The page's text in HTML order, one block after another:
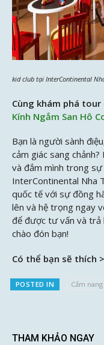
kid club tại InterContinental
Cùng khám phá tour
Kính Ngắm San Hô
Bạn là người sành
cảm giác sang
và đắm mình trong
InterContinental Nha
quốc tế với sự đồng
lên và hệ trọng ngay
để được tư vấn và
chào đón bạn!
Có thể bạn sẽ thích
POSTED IN Cẩm
THAM KHẢO NGAY